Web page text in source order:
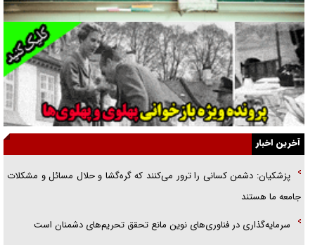
گفت‌وگو با همسر یکی از شهدای جنگ رمضان/ پیکر بی‌سر شهید را از
انگشت‌های پا شناسایی کردیم
نسلی که آنلاین الگو می‌گیرد
گفت‌وگو با آیت‌الله جاودان/ جفای مخالفان مکانت معنوی رهبر شهید را
ارتقا می‌داد
راننده مست به قانون می‌خندد
همه آقای دوربینی شده‌ایم!
آخرین اخبار
پزشکیان: دشمن کسانی را ترور می‌کنند که گره‌گشا و حلال مسائل و مشکلات
جامعه ما هستند
سرمایه‌گذاری در فناوری‌های نوین مانع تحقق تحریم‌های دشمنان است